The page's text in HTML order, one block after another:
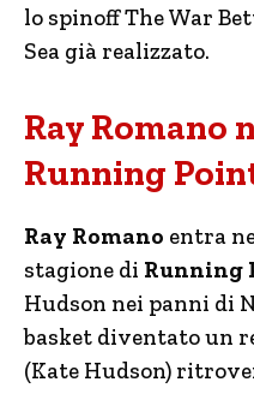
lo spinoff The War
Sea già realizzato.
Ray Romano
Running
Ray Romano entra
stagione di Running
Hudson nei panni di
basket diventato un
(Kate Hudson)